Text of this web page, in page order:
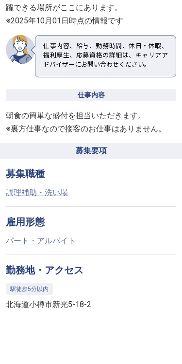
躍できる場所がここにあります。
※2025年10月01日時点の情報です
仕事内容、給与、勤務時間、休日・休暇、
福利厚生、応募資格の詳細は、キャリアア
ドバイザーにお問い合わせください。
仕事内容
朝食の簡単な盛付を担当いただきます。
※裏方仕事なので接客のお仕事はありません。
募集要項
募集職種
調理補助・洗い場
雇用形態
パート・アルバイト
勤務地・アクセス
駅徒歩5分以内
北海道小樽市新光5-18-2